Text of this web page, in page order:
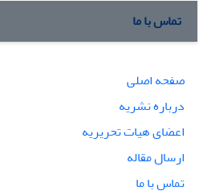
تماس با ما
صفحه اصلی
درباره نشریه
اعضای هیات تحریریه
ارسال مقاله
تماس با ما